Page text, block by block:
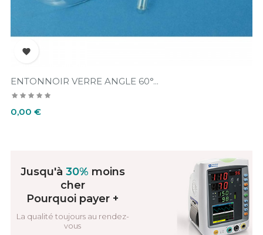

ENTONNOIR VERRE ANGLE 60°...
Prix
0,00 €
Jusqu'à 30% moins
cher
Pourquoi payer +
La qualité toujours au rendez-
vous